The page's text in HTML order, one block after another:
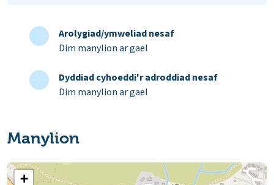
Arolygiad/ymweliad nesaf
Dim manylion ar gael
Dyddiad cyhoeddi'r adroddiad nesaf
Dim manylion ar gael
Manylion
+